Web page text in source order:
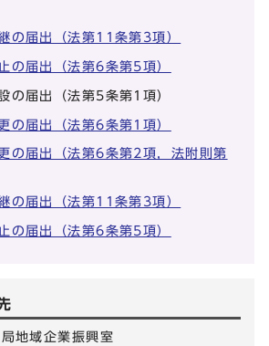
届出（法第11条第3項）
届出（法第6条第5項）
届出（法第5条第1項）
届出（法第6条第1項）
届出（法第6条第2項，法附則第
届出（法第11条第3項）
届出（法第6条第5項）
地域企業振興室